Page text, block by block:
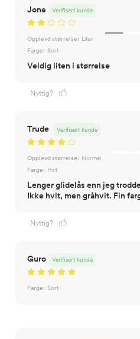
Jone Verifisert kunde
Opplevd størrelse: Liten
Farge: Sort
Veldig liten i størrelse
Nyttig?
Trude Verifisert kunde
Opplevd størrelse: Normal
Farge: Hvit
Lenger glidelås enn jeg
Ikke hvit, men gråhvit. Fin
Nyttig?
Guro Verifisert kunde
Farge: Sort